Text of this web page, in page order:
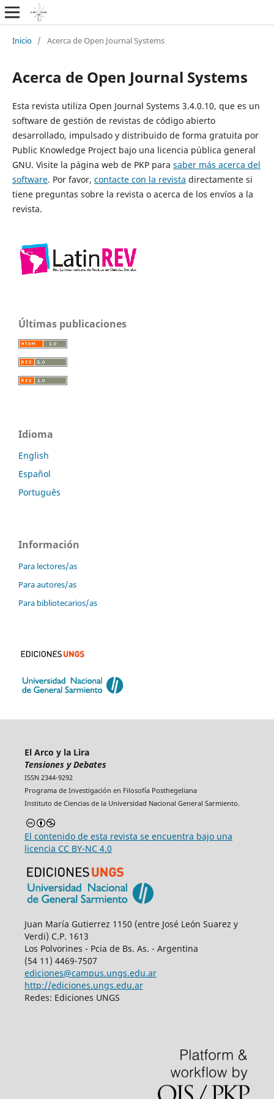
Inicio / Acerca de Open Journal Systems
Acerca de Open Journal Systems
Esta revista utiliza Open Journal Systems 3.4.0.10, que es un
software de gestión de revistas de código abierto
desarrollado, impulsado y distribuido de forma gratuita por
Public Knowledge Project bajo una licencia pública general
GNU. Visite la página web de PKP para saber más acerca del
software. Por favor, contacte con la revista directamente si
tiene preguntas sobre la revista o acerca de los envíos a la
revista.
Últimas publicaciones
Idioma
English
Español
Português
Información
Para lectores/as
Para autores/as
Para bibliotecarios/as
El Arco y la Lira
Tensiones y Debates
ISSN 2344-9292
Programa de Investigación en Filosofía Posthegeliana
Instituto de Ciencias de la Universidad Nacional General Sarmiento.
El contenido de esta revista se encuentra bajo una
licencia CC BY-NC 4.0
Juan María Gutierrez 1150 (entre José León Suarez y
Verdi) C.P. 1613
Los Polvorines - Pcia de Bs. As. - Argentina
(54 11) 4469-7507
ediciones@campus.ungs.edu.ar
http://ediciones.ungs.edu.ar
Redes: Ediciones UNGS